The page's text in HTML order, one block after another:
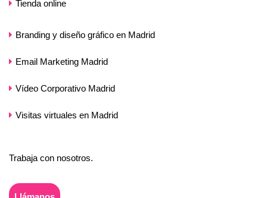
Tienda online
Branding y diseño gráfico en Madrid
Email Marketing Madrid
Vídeo Corporativo Madrid
Visitas virtuales en Madrid
Trabaja con nosotros.